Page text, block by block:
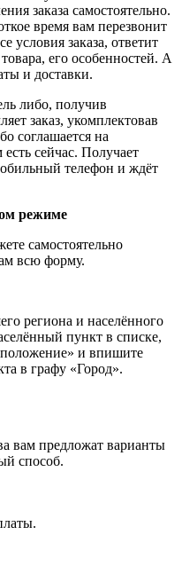
заказа самостоятельно.
время вам перезвонит
условия заказа, ответит
его особенностей. А
и доставки.
либо, получив
заказ, укомплектовав
соглашается на
сейчас. Получает
телефон и ждёт
режиме
самостоятельно
всю форму.
региона и населённого
пункт в списке,
и впишите
в графу «Город».
вам предложат варианты
способ.